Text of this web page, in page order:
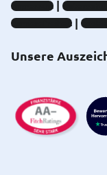
Unsere
Impressum
Barrierefreiheit